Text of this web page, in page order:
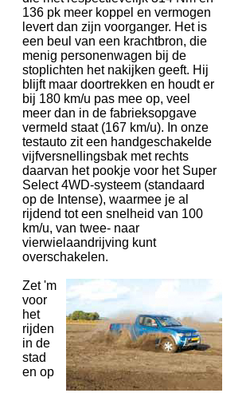
136 pk meer koppel en vermogen
levert dan zijn voorganger. Het is
een beul van een krachtbron, die
menig personenwagen bij de
stoplichten het nakijken geeft. Hij
blijft maar doortrekken en houdt er
bij 180 km/u pas mee op, veel
meer dan in de fabrieksopgave
vermeld staat (167 km/u). In onze
testauto zit een handgeschakelde
vijfversnellingsbak met rechts
daarvan het pookje voor het Super
Select 4WD-systeem (standaard
op de Intense), waarmee je al
rijdend tot een snelheid van 100
km/u, van twee- naar
vierwielaandrijving kunt
overschakelen.
Zet 'm
voor
het
rijden
in de
stad
en op